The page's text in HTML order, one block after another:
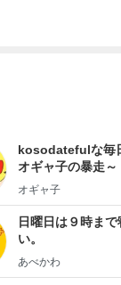
kosodatefulな毎
オギャ子の暴走～
オギャ子
日曜日は９時まで
い。
あべかわ